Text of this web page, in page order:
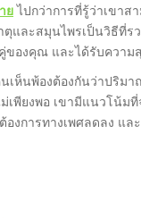
ยไปกว่าการที่รู้ว่าเขาส
และสมุนไพรเป็นวิธีที่ร
องคุณ และได้รับความ
เห็นพ้องต้องกันว่าปริ
พียงพอ เขามีแนวโน้ม
งการทางเพศลดลง แล